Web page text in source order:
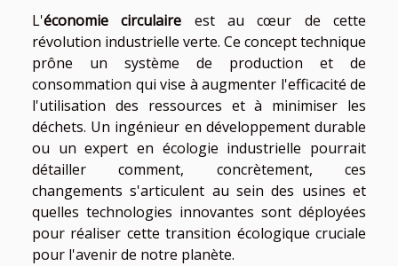
L'économie circulaire est au cœur de cette
révolution industrielle verte. Ce concept technique
prône un système de production et de
consommation qui vise à augmenter l'efficacité de
l'utilisation des ressources et à minimiser les
déchets. Un ingénieur en développement durable
ou un expert en écologie industrielle pourrait
détailler comment, concrètement, ces
changements s'articulent au sein des usines et
quelles technologies innovantes sont déployées
pour réaliser cette transition écologique cruciale
pour l'avenir de notre planète.